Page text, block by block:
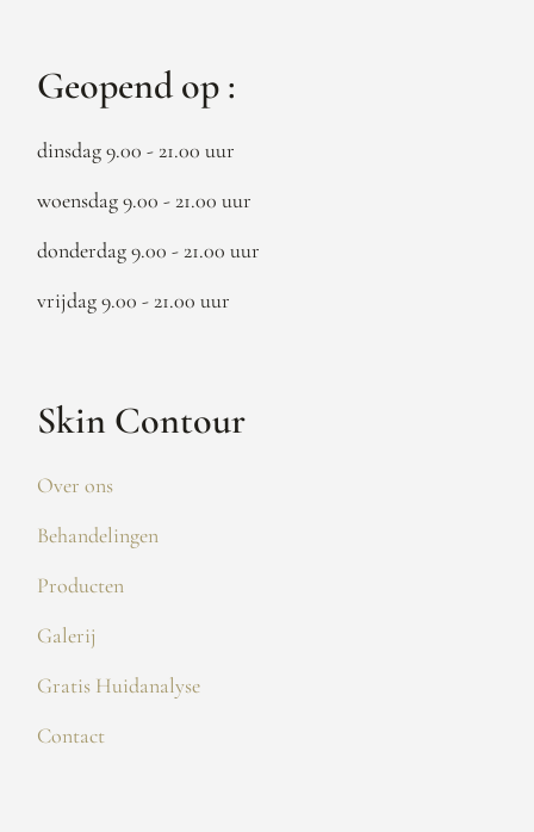
Geopend op :
dinsdag 9.00 - 21.00 uur
woensdag 9.00 - 21.00 uur
donderdag 9.00 - 21.00 uur
vrijdag 9.00 - 21.00 uur
Skin Contour
Over ons
Behandelingen
Producten
Galerij
Gratis Huidanalyse
Contact